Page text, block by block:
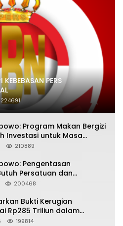
KEBEBASAN PERS
224691
Program Makan Bergizi
Investasi untuk Masa
210889
Pengentasan
Persatuan dan
yang Bertanggung Jawab
200468
Bukti Kerugian
Rp285 Triliun dalam
PT Pertamina
199814